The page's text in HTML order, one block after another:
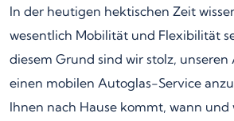
In der heutigen hektischen Zeit
wesentlich Mobilität und Flexibilität
diesem Grund sind wir stolz,
einen mobilen Autoglas-Service
Ihnen nach Hause kommt, wann und